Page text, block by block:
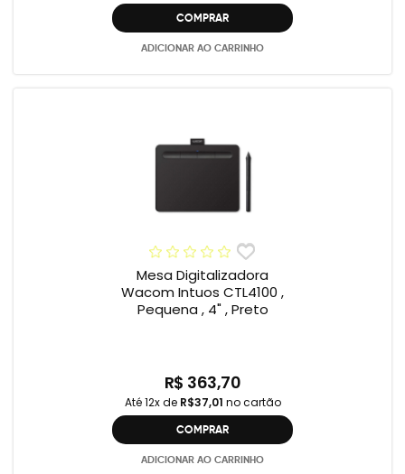
COMPRAR
ADICIONAR AO CARRINHO
Mesa Digitalizadora
Wacom Intuos CTL4100 ,
Pequena , 4" , Preto
R$ 363,70
Até 12x de R$37,01 no cartão
COMPRAR
ADICIONAR AO CARRINHO